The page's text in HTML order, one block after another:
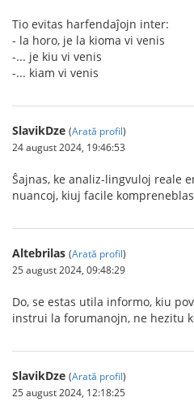
Tio evitas harfendaĵojn inter:
- la horo, je la kioma vi venis
-... je kiu vi venis
-... kiam vi venis
SlavikDze (Arată profil)
24 august 2024, 19:46:53
Ŝajnas, ke analiz-lingvuloj reale
nuancoj, kiuj facile
Altebrilas (Arată profil)
25 august 2024, 09:48:29
Do, se estas utila informo, kiu
instrui la forumanojn, ne hezitu
SlavikDze (Arată profil)
25 august 2024, 12:18:25